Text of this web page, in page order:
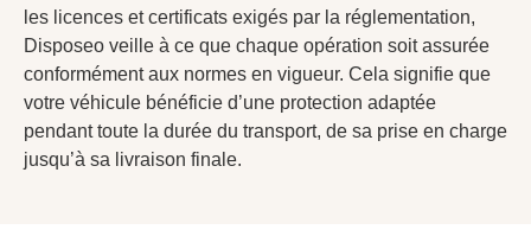
les licences et certificats exigés par la réglementation,
Disposeo veille à ce que chaque opération soit assurée
conformément aux normes en vigueur. Cela signifie que
votre véhicule bénéficie d’une protection adaptée
pendant toute la durée du transport, de sa prise en charge
jusqu’à sa livraison finale.